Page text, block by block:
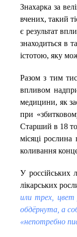
Знахарка за
вчених, такий
є результат
знаходиться в
істотою, яку
Разом з тим
впливом
медицини, як
при
Старший в 18
місяці
коливання
У россійських
лікарських
или трех,
обдёрнута, а
«непотребно